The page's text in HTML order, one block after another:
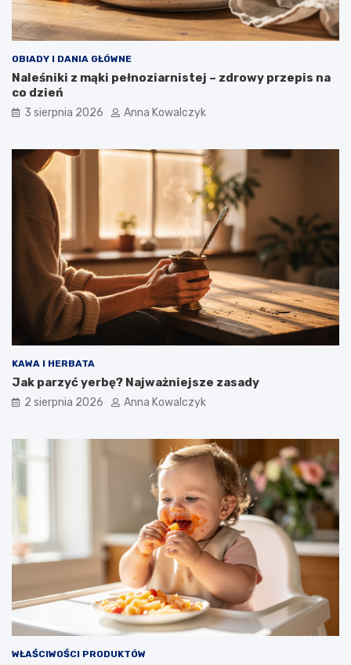
OBIADY I DANIA GŁÓWNE
Naleśniki z mąki pełnoziarnistej – zdrowy przepis na
co dzień
3 sierpnia 2026 Anna Kowalczyk
KAWA I HERBATA
Jak parzyć yerbę? Najważniejsze zasady
2 sierpnia 2026 Anna Kowalczyk
WŁAŚCIWOŚCI PRODUKTÓW